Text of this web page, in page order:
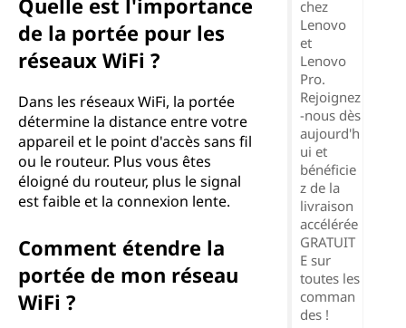
Quelle est l'importance
de la portée pour les
réseaux WiFi ?
Dans les réseaux WiFi, la portée
détermine la distance entre votre
appareil et le point d'accès sans fil
ou le routeur. Plus vous êtes
éloigné du routeur, plus le signal
est faible et la connexion lente.
Comment étendre la
portée de mon réseau
WiFi ?
chez
Lenovo
et
Lenovo
Pro.
Rejoignez
-nous dès
aujourd'h
ui et
bénéficie
z de la
livraison
accélérée
GRATUIT
E sur
toutes les
comman
des !